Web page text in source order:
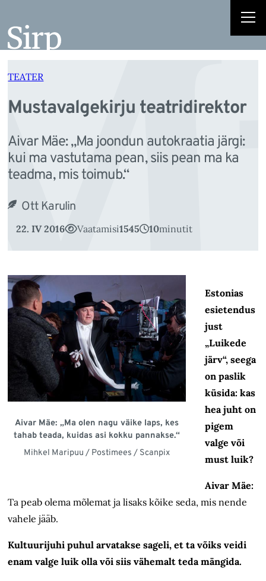
juurde
TEATER
Mustavalgekirju teatridirektor
Aivar Mäe: „Ma joondun autokraatia järgi:
kui ma vastutama pean, siis pean ma ka
teadma, mis toimub.“
Ott Karulin
22. IV 2016 Vaatamisi1545 10minutit
Aivar Mäe: „Ma olen nagu väike laps, kes
tahab teada, kuidas asi kokku pannakse.“
Mihkel Maripuu / Postimees / Scanpix
Estonias
esietendus
just
„Luikede
järv“, seega
on paslik
küsida: kas
hea juht on
pigem
valge või
must luik?
Aivar Mäe:
Ta peab olema mõlemat ja lisaks kõike seda, mis nende
vahele jääb.
Kultuurijuhi puhul arvatakse sageli, et ta võiks veidi
enam valge luik olla või siis vähemalt teda mängida.